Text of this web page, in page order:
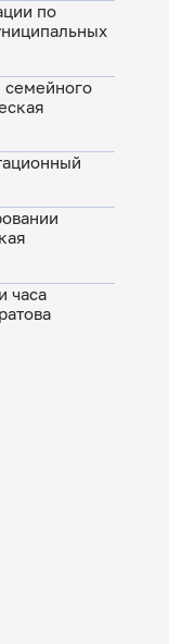
по
семейного
часа